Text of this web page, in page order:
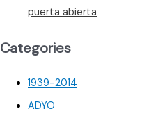
puerta abierta
Categories
1939-2014
ADYO